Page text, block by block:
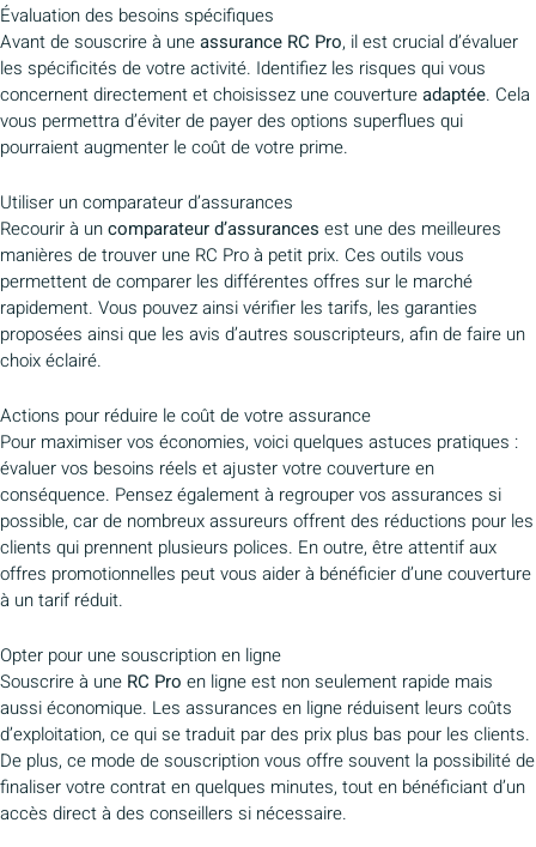
Évaluation des besoins spécifiques
Avant de souscrire à uneassurance RC Pro, il est crucial d’évaluer
les spécificités de votre activité. Identifiez les risques qui vous
concernent directement et choisissez une couvertureadaptée. Cela
vous permettra d’éviter de payer des options superflues qui
pourraient augmenter le coût de votre prime.
Utiliser un comparateur d’assurances
Recourir à uncomparateur d’assurances est une des meilleures
manières de trouver une RC Pro à petit prix. Ces outils vous
permettent de comparer les différentes offres sur le marché
rapidement. Vous pouvez ainsi vérifier les tarifs, les garanties
proposées ainsi que les avis d’autres souscripteurs, afin de faire un
choix éclairé.
Actions pour réduire le coût de votre assurance
Pour maximiser vos économies, voici quelques astuces pratiques :
évaluer vos besoins réels et ajuster votre couverture en
conséquence. Pensez également à regrouper vos assurances si
possible, car de nombreux assureurs offrent des réductions pour les
clients qui prennent plusieurs polices. En outre, être attentif aux
offres promotionnelles peut vous aider à bénéficier d’une couverture
à un tarif réduit.
Opter pour une souscription en ligne
Souscrire à une RC Pro en ligne est non seulement rapide mais
aussi économique. Les assurances en ligne réduisent leurs coûts
d’exploitation, ce qui se traduit par des prix plus bas pour les clients.
De plus, ce mode de souscription vous offre souvent la possibilité de
finaliser votre contrat en quelques minutes, tout en bénéficiant d’un
accès direct à des conseillers si nécessaire.